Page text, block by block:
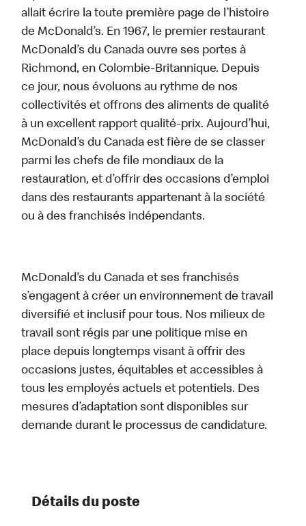
allait écrire la toute première page de l’histoire
de McDonald’s. En 1967, le premier restaurant
McDonald’s du Canada ouvre ses portes à
Richmond, en Colombie-Britannique. Depuis
ce jour, nous évoluons au rythme de nos
collectivités et offrons des aliments de qualité
à un excellent rapport qualité-prix. Aujourd’hui,
McDonald’s du Canada est fière de se classer
parmi les chefs de file mondiaux de la
restauration, et d’offrir des occasions d’emploi
dans des restaurants appartenant à la société
ou à des franchisés indépendants.
McDonald’s du Canada et ses franchisés
s’engagent à créer un environnement de travail
diversifié et inclusif pour tous. Nos milieux de
travail sont régis par une politique mise en
place depuis longtemps visant à offrir des
occasions justes, équitables et accessibles à
tous les employés actuels et potentiels. Des
mesures d’adaptation sont disponibles sur
demande durant le processus de candidature.
Détails du poste